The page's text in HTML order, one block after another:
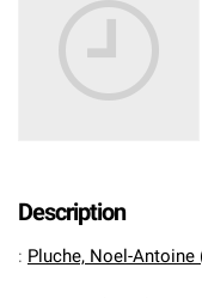
Description
: Pluche, Noel-Antoine